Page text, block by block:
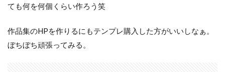
ても何を何個くらい作ろう笑
作品集のHPを作りるにもテンプレ購入した方がいいしなぁ。
ぼちぼち頑張ってみる。